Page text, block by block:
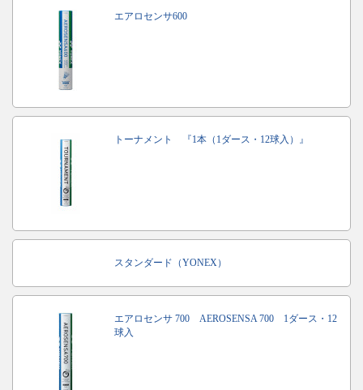
エアロセンサ600
トーナメント 『1本（1ダース・12球入）』
スタンダード（YONEX）
エアロセンサ 700 AEROSENSA 700 1ダース・12
球入